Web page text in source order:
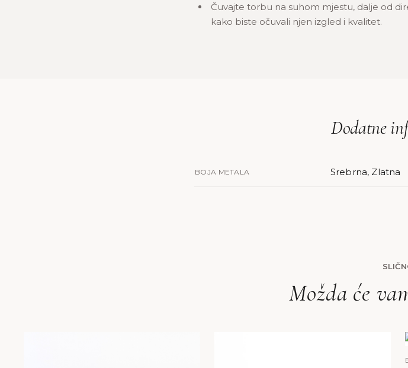
Čuvajte torbu na suhom mjestu, dalje od
kako biste očuvali njen izgled i kvalitet.
Dodatne
BOJA METALA Srebrna, Zlatna
Možda će